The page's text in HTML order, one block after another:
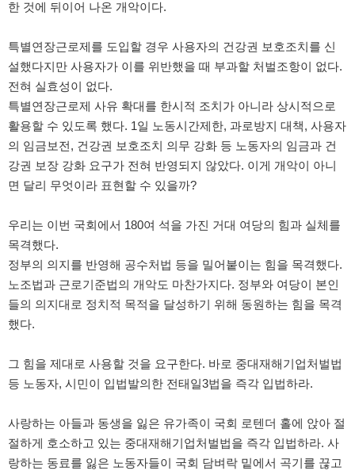
한 것에 뒤이어 나온 개악이다.
특별연장근로제를 도입할 경우 사용자의 건강권 보호조치를 신
설했다지만 사용자가 이를 위반했을 때 부과할 처벌조항이 없다.
전혀 실효성이 없다.
특별연장근로제 사유 확대를 한시적 조치가 아니라 상시적으로
활용할 수 있도록 했다. 1일 노동시간제한, 과로방지 대책, 사용자
의 임금보전, 건강권 보호조치 의무 강화 등 노동자의 임금과 건
강권 보장 강화 요구가 전혀 반영되지 않았다. 이게 개악이 아니
면 달리 무엇이라 표현할 수 있을까?
우리는 이번 국회에서 180여 석을 가진 거대 여당의 힘과 실체를
목격했다.
정부의 의지를 반영해 공수처법 등을 밀어붙이는 힘을 목격했다.
노조법과 근로기준법의 개악도 마찬가지다. 정부와 여당이 본인
들의 의지대로 정치적 목적을 달성하기 위해 동원하는 힘을 목격
했다.
그 힘을 제대로 사용할 것을 요구한다. 바로 중대재해기업처벌법
등 노동자, 시민이 입법발의한 전태일3법을 즉각 입법하라.
사랑하는 아들과 동생을 잃은 유가족이 국회 로텐더 홀에 앉아 절
절하게 호소하고 있는 중대재해기업처벌법을 즉각 입법하라. 사
랑하는 동료를 잃은 노동자들이 국회 담벼락 밑에서 곡기를 끊고